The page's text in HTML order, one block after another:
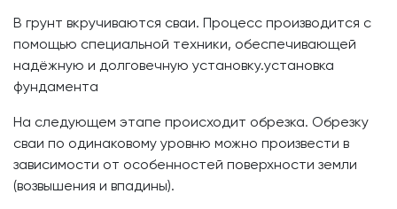
В грунт вкручиваются сваи. Процесс производится с
помощью специальной техники, обеспечивающей
надёжную и долговечную установку.установка
фундамента
На следующем этапе происходит обрезка. Обрезку
сваи по одинаковому уровню можно произвести в
зависимости от особенностей поверхности земли
(возвышения и впадины).